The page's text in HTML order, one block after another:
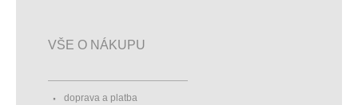
VŠE O NÁKUPU
doprava a platba